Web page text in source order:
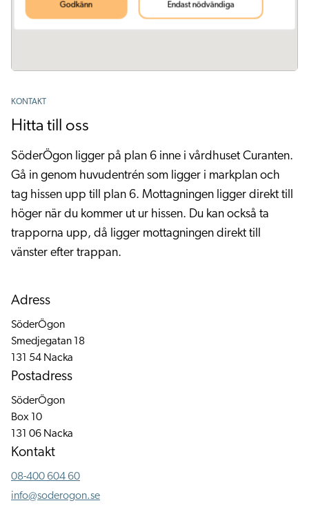
KONTAKT
Hitta till oss
SöderÖgon ligger på plan 6 inne i vårdhuset Curanten.
Gå in genom huvudentrén som ligger i markplan och
tag hissen upp till plan 6. Mottagningen ligger direkt till
höger när du kommer ut ur hissen. Du kan också ta
trapporna upp, då ligger mottagningen direkt till
vänster efter trappan.
Adress
SöderÖgon
Smedjegatan 18
131 54 Nacka
Postadress
SöderÖgon
Box 10
131 06 Nacka
Kontakt
08-400 604 60
info@soderogon.se
Godkänn Endast nödvändiga